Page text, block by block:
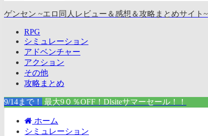
ゲンセン ~エロ同人レビュー＆感想＆攻略まとめサイト~
RPG
シミュレーション
アドベンチャー
アクション
その他
攻略まとめ
9/14まで！ 最大9０％OFF！Dlsiteサマーセール！！
ホーム
シミュレーション